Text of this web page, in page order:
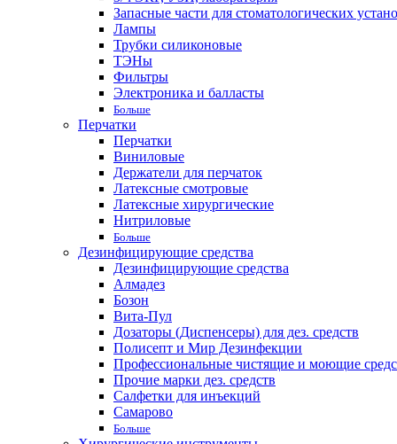
Запасные части для стоматологических
Лампы
Трубки силиконовые
ТЭНы
Фильтры
Электроника и балласты
Больше
Перчатки
Перчатки
Виниловые
Держатели для перчаток
Латексные смотровые
Латексные хирургические
Нитриловые
Больше
Дезинфицирующие средства
Дезинфицирующие средства
Алмадез
Бозон
Вита-Пул
Дозаторы (Диспенсеры) для дез. средств
Полисепт и Мир Дезинфекции
Профессиональные чистящие и моющие
Прочие марки дез. средств
Салфетки для инъекций
Самарово
Больше